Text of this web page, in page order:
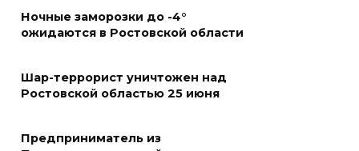
Материальная помощь
пострадавшим при атаке
06 августа 2026 17:11
матпомощь семьям, у которых
Ночные заморозки до -4°
ожидаются в Ростовской области
Шар-террорист уничтожен над
Ростовской областью 25 июня
Предприниматель из